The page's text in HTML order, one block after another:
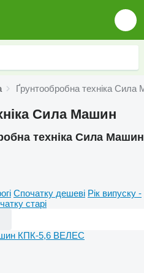
Ґрунтообробна техніка Сила
Сила Машин
техніка Сила Машин
Спочатку дешеві Рік випуску -
старі